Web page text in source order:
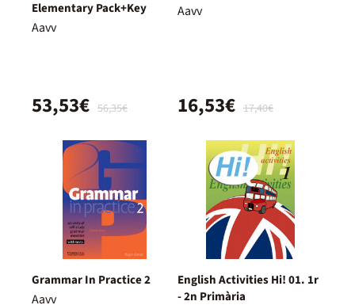
Elementary Pack+Key
Aavv
56,35€
53,53€
Aavv
17,40€
16,53€
Grammar In Practice 2
Aavv
English Activities Hi! 01. 1r
- 2n Primària